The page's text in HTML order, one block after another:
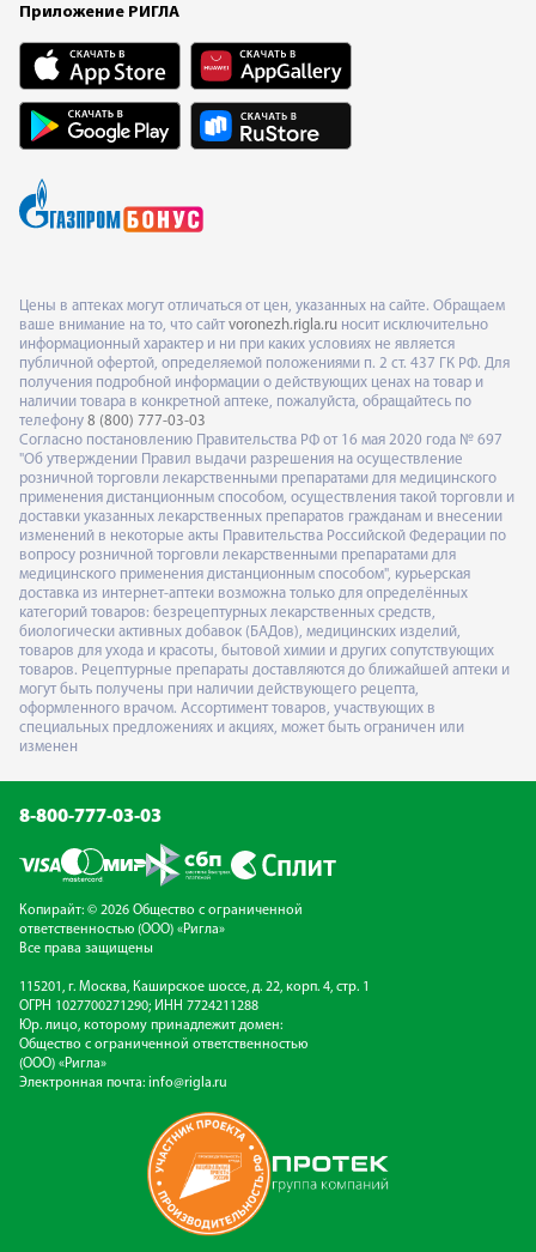
Приложение РИГЛА
Цены в аптеках могут отличаться от цен, указанных на сайте. Обращаем
ваше внимание на то, что сайт voronezh.rigla.ru носит исключительно
информационный характер и ни при каких условиях не является
публичной офертой, определяемой положениями п. 2 ст. 437 ГК РФ. Для
получения подробной информации о действующих ценах на товар и
наличии товара в конкретной аптеке, пожалуйста, обращайтесь по
телефону 8 (800) 777-03-03
Согласно постановлению Правительства РФ от 16 мая 2020 года № 697
"Об утверждении Правил выдачи разрешения на осуществление
розничной торговли лекарственными препаратами для медицинского
применения дистанционным способом, осуществления такой торговли и
доставки указанных лекарственных препаратов гражданам и внесении
изменений в некоторые акты Правительства Российской Федерации по
вопросу розничной торговли лекарственными препаратами для
медицинского применения дистанционным способом", курьерская
доставка из интернет-аптеки возможна только для определённых
категорий товаров: безрецептурных лекарственных средств,
биологически активных добавок (БАДов), медицинских изделий,
товаров для ухода и красоты, бытовой химии и других сопутствующих
товаров. Рецептурные препараты доставляются до ближайшей аптеки и
могут быть получены при наличии действующего рецепта,
оформленного врачом. Ассортимент товаров, участвующих в
специальных предложениях и акциях, может быть ограничен или
изменен
8-800-777-03-03
Копирайт: © 2026 Общество с ограниченной
ответственностью (ООО) «Ригла»
Все права защищены
115201, г. Москва, Каширское шоссе, д. 22, корп. 4, стр. 1
ОГРН 1027700271290; ИНН 7724211288
Юр. лицо, которому принадлежит домен:
Общество с ограниченной ответственностью
(ООО) «Ригла»
Электронная почта: info@rigla.ru